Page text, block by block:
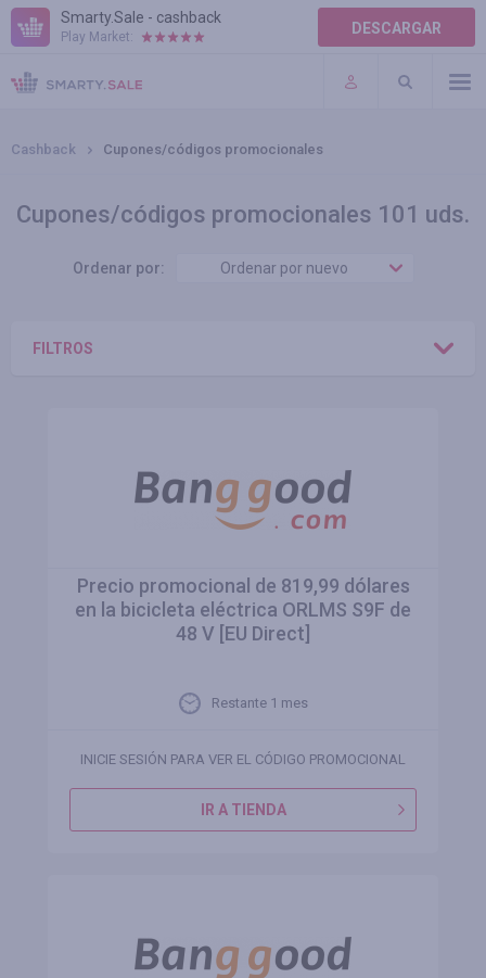
Smarty.Sale - cashback
Play Market: DESCARGAR
AYUDA
TÉRMINOS DE USO
Cashback Cupones/códigos promocionales
Cupones/códigos promocionales 101 uds.
Ordenar por: Ordenar por nuevo
FILTROS
Precio promocional de 819,99 dólares
en la bicicleta eléctrica ORLMS S9F de
48 V [EU Direct]
Restante 1 mes
INICIE SESIÓN PARA VER EL CÓDIGO PROMOCIONAL
IR A TIENDA